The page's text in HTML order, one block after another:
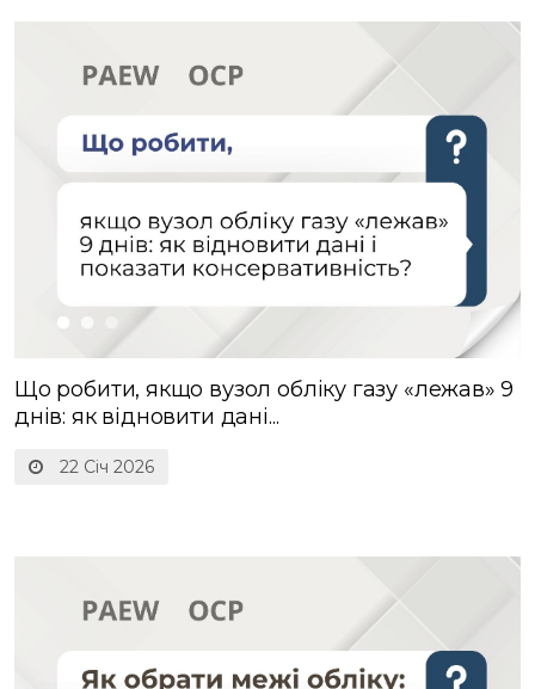
22 Січ 2026
Що робити, якщо вузол обліку газу «лежав» 9
днів: як відновити дані...